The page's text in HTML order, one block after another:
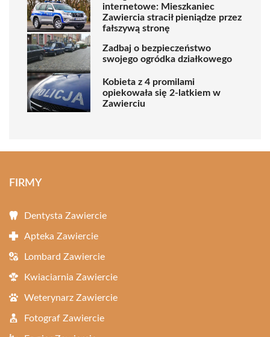
internetowe: Mieszkaniec
Zawiercia stracił pieniądze przez
fałszywą stronę
Zadbaj o bezpieczeństwo
swojego ogródka działkowego
Kobieta z 4 promilami
opiekowała się 2-latkiem w
Zawierciu
FIRMY
Dentysta Zawiercie
Apteka Zawiercie
Lombard Zawiercie
Kwiaciarnia Zawiercie
Weterynarz Zawiercie
Fotograf Zawiercie